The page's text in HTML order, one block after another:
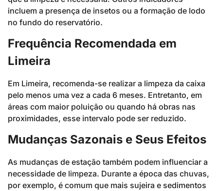
incluem a presença de insetos ou a formação de lodo
no fundo do reservatório.
Frequência Recomendada em
Limeira
Em Limeira, recomenda-se realizar a limpeza da caixa
pelo menos uma vez a cada 6 meses. Entretanto, em
áreas com maior poluição ou quando há obras nas
proximidades, esse intervalo pode ser reduzido.
Mudanças Sazonais e Seus Efeitos
As mudanças de estação também podem influenciar a
necessidade de limpeza. Durante a época das chuvas,
por exemplo, é comum que mais sujeira e sedimentos